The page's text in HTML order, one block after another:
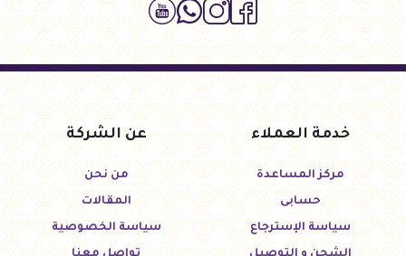
خدمة العملاء
مركز المساعدة
حسابى
سياسة الإسترجاع
عن الشركة
من نحن
المقالات
سياسة الخصوصية